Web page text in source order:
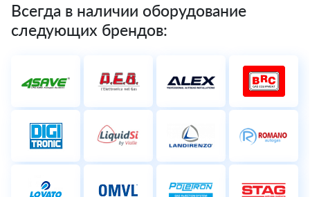
Всегда в наличии оборудование
следующих брендов: